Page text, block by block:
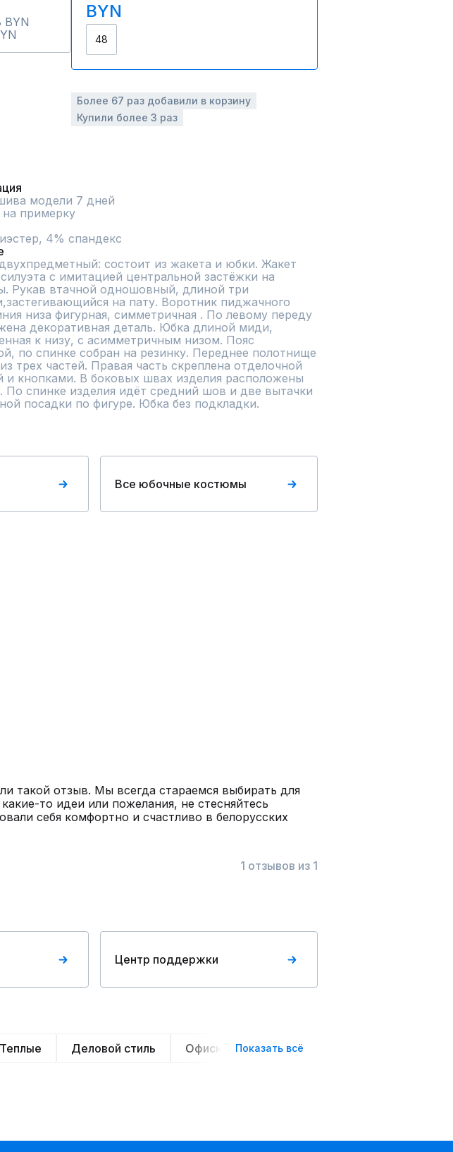
BYN
BYN
48
Более 67 раз добавили в корзину
Купили более 3 раз
модели 7 дней
на примерку
4% спандекс
состоит из жакета и юбки. Жакет
с имитацией центральной застёжки на
Рукав втачной одношовный, длиной три
на пату. Воротник пиджачного
низа фигурная, симметричная . По левому переду
декоративная деталь. Юбка длиной миди,
к низу, с асимметричным низом. Пояс
по спинке собран на резинку. Переднее полотнище
трех частей. Правая часть скреплена отделочной
и кнопками. В боковых швах изделия расположены
По спинке изделия идёт средний шов и две вытачки
посадки по фигуре. Юбка без подкладки.
Все юбочные костюмы
такой отзыв. Мы всегда стараемся выбирать для
то идеи или пожелания, не стесняйтесь
себя комфортно и счастливо в белорусских
1 отзывов из 1
Центр поддержки
Теплые Деловой стиль Офисный стиль Вечерние
Показать всё